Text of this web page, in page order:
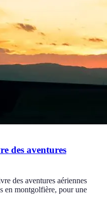
des aventures
des aventures aériennes
en montgolfière, pour une